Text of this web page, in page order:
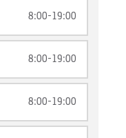
8:00-19:00
8:00-19:00
8:00-19:00